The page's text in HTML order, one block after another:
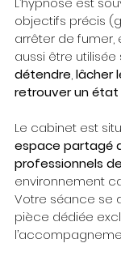
objectifs précis
arrêter de fumer,
aussi être
détendre, lâcher
retrouver un
Le cabinet est
espace partagé
professionnels
environnement
Votre séance se
pièce dédiée